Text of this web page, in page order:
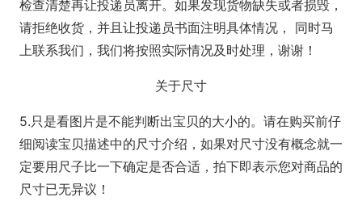
检查清楚再让投递员离开。如果发现货物缺失或者损毁，
请拒绝收货，并且让投递员书面注明具体情况， 同时马
上联系我们，我们将按照实际情况及时处理，谢谢！
关于尺寸
5.只是看图片是不能判断出宝贝的大小的。请在购买前仔
细阅读宝贝描述中的尺寸介绍，如果对尺寸没有概念就一
定要用尺子比一下确定是否合适，拍下即表示您对商品的
尺寸已无异议！